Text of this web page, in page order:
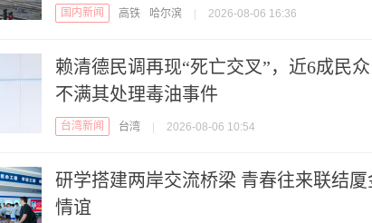
国内新闻 高铁 哈尔滨 2026-08-06 16:36
赖清德民调再现“死亡交叉”，近6成民众
不满其处理毒油事件
台湾新闻 台湾 2026-08-06 10:54
研学搭建两岸交流桥梁 青春往来联结厦
情谊